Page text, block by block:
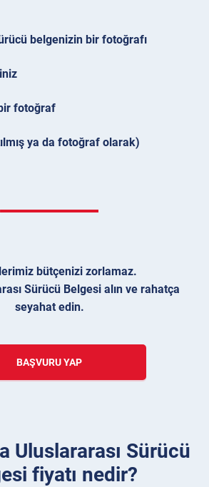
belgenizin bir fotoğrafı
fotoğraf
ya da fotoğraf olarak)
bütçenizi zorlamaz.
Sürücü Belgesi alın ve rahatça
seyahat edin.
BAŞVURU YAP
Uluslararası Sürücü
fiyatı nedir?